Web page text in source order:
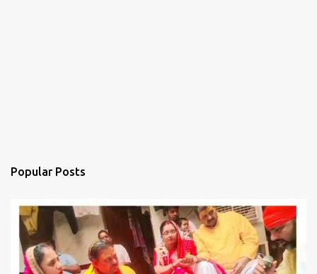
Popular Posts